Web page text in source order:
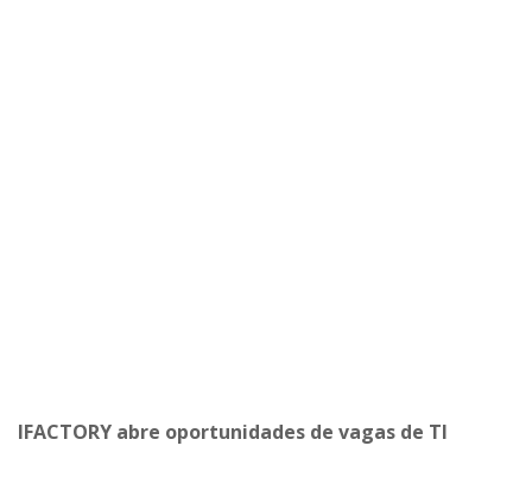
IFACTORY abre oportunidades de vagas de TI